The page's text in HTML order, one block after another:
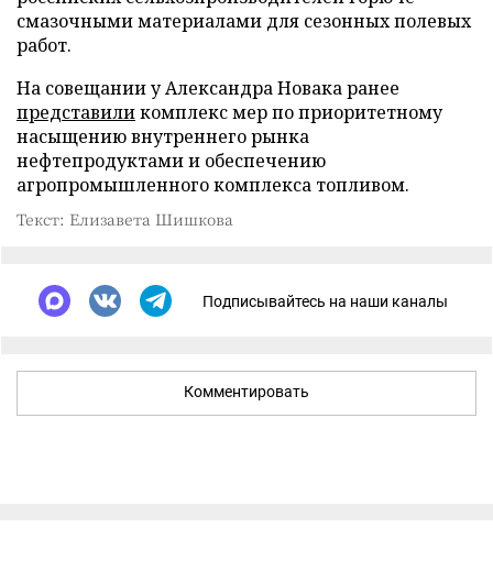
смазочными материалами для сезонных полевых
работ.
На совещании у Александра Новака ранее
представиликомплекс мер по приоритетному
насыщению внутреннего рынка
нефтепродуктами и обеспечению
агропромышленного комплекса топливом.
Текст: Елизавета Шишкова
Подписывайтесь на наши каналы
Комментировать